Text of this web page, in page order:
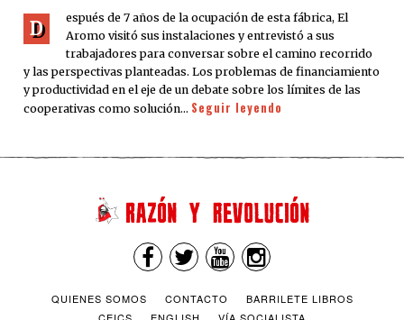
D
espués de 7 años de la ocupación de esta fábrica, El
Aromo visitó sus instalaciones y entrevistó a sus
trabajadores para conversar sobre el camino recorrido
y las perspectivas planteadas. Los problemas de financiamiento
y productividad en el eje de un debate sobre los límites de las
cooperativas como solución… Seguir leyendo
QUIENES SOMOS CONTACTO
BARRILETE LIBROS